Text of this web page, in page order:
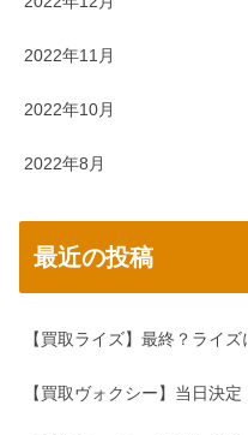
2022年11月
2022年10月
2022年8月
最近の投稿
【買取ライズ】最終？ライ
【買取ヴォクシー】当日決